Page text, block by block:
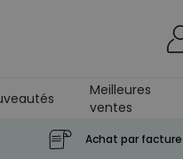
Meilleures
ventes
Achat par facture